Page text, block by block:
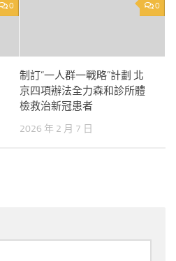
0 0
制訂“一人群一戰略”計劃 北
京四項辦法全力森和診所體
檢救治新冠患者
2026 年 2 月 7 日